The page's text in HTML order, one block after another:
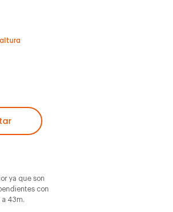
ya que son
con
a 43m.